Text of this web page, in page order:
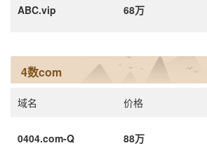
ABC.vip 68万
4数com
域名 价格
0404.com-Q 88万